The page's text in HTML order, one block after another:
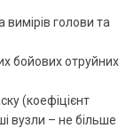
голови та
бойових отруйних
(коефіцієнт
вузли – не більше